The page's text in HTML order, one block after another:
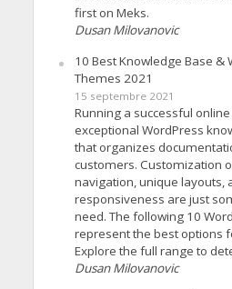
first on Meks.
Dusan Milovanovic
10 Best Knowledge Base &
Themes 2021
15 septembre 2021
Running a successful
exceptional WordPress
that organizes
customers. Customization
navigation, unique layouts,
responsiveness are just
need. The following 10
represent the best options
Explore the full range to
Dusan Milovanovic